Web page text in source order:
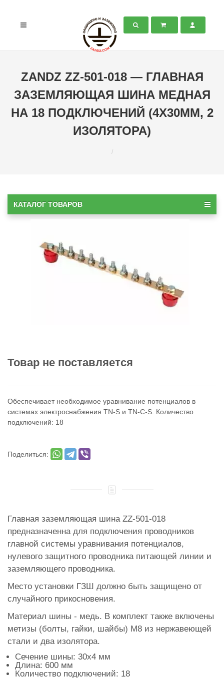
ZANDZ ZZ-501-018 — ГЛАВНАЯ
ЗАЗЕМЛЯЮЩАЯ ШИНА МЕДНАЯ
НА 18 ПОДКЛЮЧЕНИЙ (4Х30ММ, 2
ИЗОЛЯТОРА)
КАТАЛОГ ТОВАРОВ
Товар не поставляется
Обеспечивает необходимое уравнивание потенциалов в
системах электроснабжения TN-S и TN-C-S. Количество
подключений: 18
Поделиться:
Главная заземляющая шина ZZ-501-018
предназначенна для подключения проводников
главной системы уравнивания потенциалов,
нулевого защитного проводника питающей линии и
заземляющего проводника.
Место установки ГЗШ должно быть защищено от
случайного прикосновения.
Материал шины - медь. В комплект также включены
метизы (болты, гайки, шайбы) М8 из нержавеющей
стали и два изолятора.
Сечение шины: 30х4 мм
Длина: 600 мм
Количество подключений: 18